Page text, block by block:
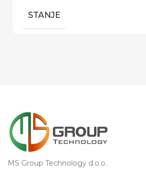
STANJE
MS Group Technology d.o.o.